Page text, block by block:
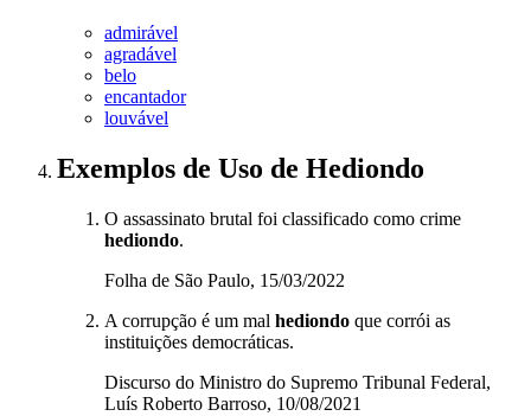
admirável
agradável
belo
encantador
louvável
Exemplos de Uso de Hediondo
O assassinato brutal foi classificado como crime
hediondo.
Folha de São Paulo, 15/03/2022
A corrupção é um mal hediondo que corrói as
instituições democráticas.
Discurso do Ministro do Supremo Tribunal Federal,
Luís Roberto Barroso, 10/08/2021